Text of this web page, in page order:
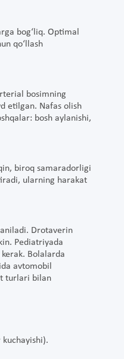
bog‘liq. Optimal
qo‘llash
bosimning
etilgan. Nafas olish
bosh aylanishi,
biroq samaradorligi
ularning harakat
Drotaverin
Pediatriyada
Bolalarda
avtomobil
turlari bilan